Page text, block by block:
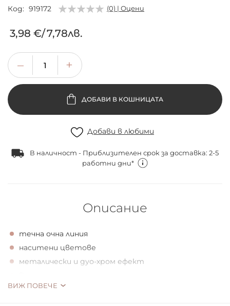
снимки
Код 919172 (0) | Оцени
3,98 €/7,78лв.
ДОБАВИ В КОШНИЦАТА
Добави в любими
В наличност - Приблизителен срок за доставка: 2-5
работни дни*
Описание
течна очна линия
наситени цветове
металически и дуо-хром ефект
ВИЖ ПОВЕЧЕ